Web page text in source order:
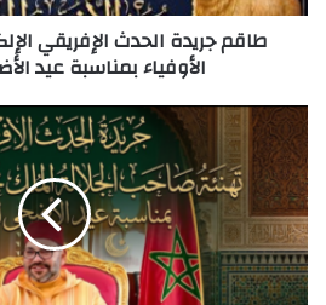
بمناسبة
طاقم جريدة الحدث الإفريقي
الأوفياء بمناسبة عيد
عيد
أضحى
مبارك..
“الحدث
الإفريقي”
ترفع
أسمى
التهاني